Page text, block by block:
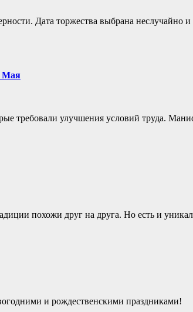
Дата торжества выбрана
Мая
требовали улучшения условий труда.
похожи друг на друга. Но есть и
и рождественскими праздниками!